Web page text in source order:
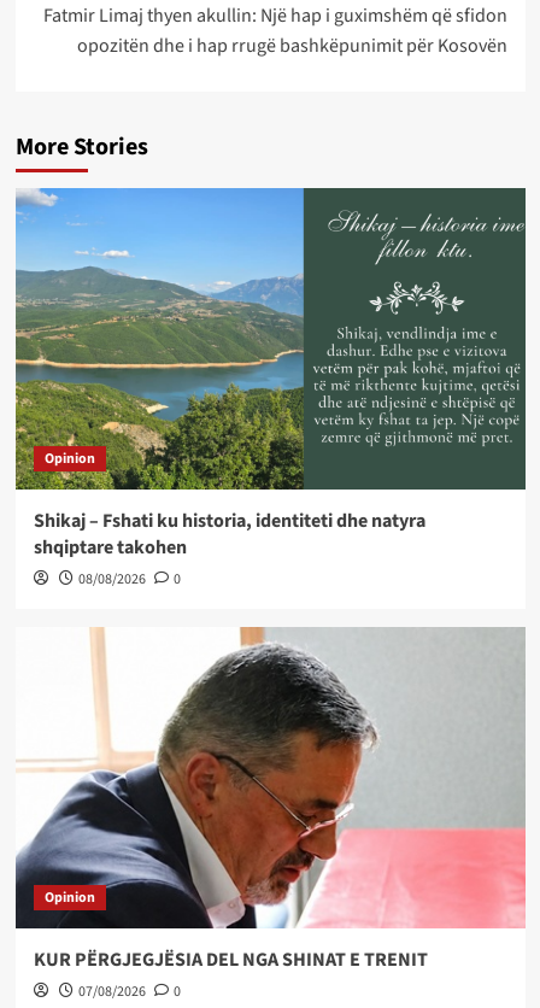
Fatmir Limaj thyen akullin: Një hap i guximshëm që sfidon
opozitën dhe i hap rrugë bashkëpunimit për Kosovën
More Stories
Opinion
Shikaj – Fshati ku historia, identiteti dhe natyra
shqiptare takohen
08/08/2026 0
Opinion
KUR PËRGJEGJËSIA DEL NGA SHINAT E TRENIT
07/08/2026 0